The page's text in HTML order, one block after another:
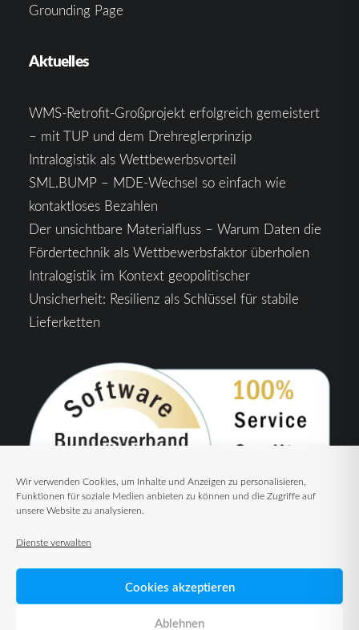
Wir verwenden Cookies, um Inhalte und Anzeigen zu personalisieren,
Funktionen für soziale Medien anbieten zu können und die Zugriffe auf
unsere Website zu analysieren.
Dienste verwalten
Cookies akzeptieren
Ablehnen
Grounding Page
Aktuelles
WMS-Retrofit-Großprojekt erfolgreich gemeistert
– mit TUP und dem Drehreglerprinzip
Intralogistik als Wettbewerbsvorteil
SML.BUMP – MDE-Wechsel so einfach wie
kontaktloses Bezahlen
Der unsichtbare Materialfluss – Warum Daten die
Fördertechnik als Wettbewerbsfaktor überholen
Intralogistik im Kontext geopolitischer
Unsicherheit: Resilienz als Schlüssel für stabile
Lieferketten